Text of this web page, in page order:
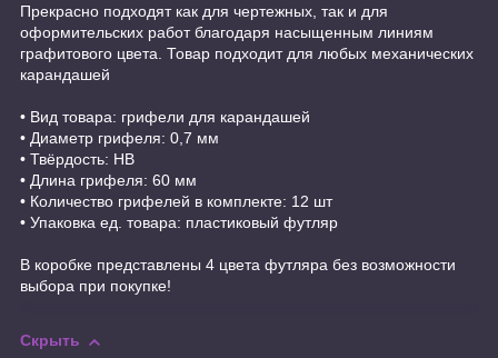
Прекрасно подходят как для чертежных, так и для
оформительских работ благодаря насыщенным линиям
графитового цвета. Товар подходит для любых механических
карандашей
• Вид товара: грифели для карандашей
• Диаметр грифеля: 0,7 мм
• Твёрдость: НB
• Длина грифеля: 60 мм
• Количество грифелей в комплекте: 12 шт
• Упаковка ед. товара: пластиковый футляр
В коробке представлены 4 цвета футляра без возможности
выбора при покупке!
Скрыть